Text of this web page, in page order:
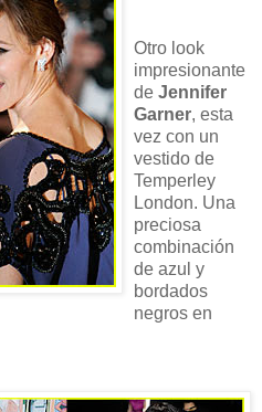
Otro look
impresionante
de Jennifer
Garner, esta
vez con un
vestido de
Temperley
London. Una
preciosa
combinación
de azul y
bordados
negros en